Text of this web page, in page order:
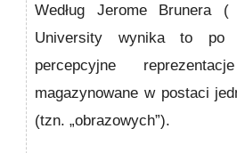
Według Jerome Brunera
University wynika to
percepcyjne
magazynowane w postaci
(tzn. „obrazowych”).